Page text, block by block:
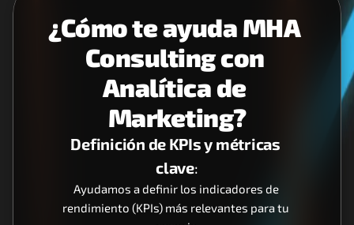
¿Cómo te ayuda MHA
Consulting con
Analítica de
Marketing?
Definición de KPIs y métricas
clave:
Ayudamos a definir los indicadores de
rendimiento (KPIs) más relevantes para tu